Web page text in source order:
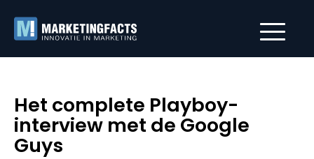
Het complete Playboy-
interview met de Google
Guys